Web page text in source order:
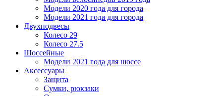
Модели 2020 года для города
Модели 2021 года для города
Двухподвесы
Колесо 29
Колесо 27.5
Шоссейные
Модели 2021 года для шоссе
Аксессуары
Защита
Сумки, рюкзаки